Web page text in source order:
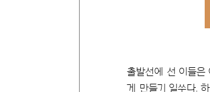
출발선에 선 이들은
게 만들기 일쑤다.